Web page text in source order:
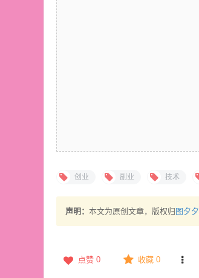
创业 副业 技术
声明： 本文为原创文章，版权归 图夕夕
点赞 0 收藏 0